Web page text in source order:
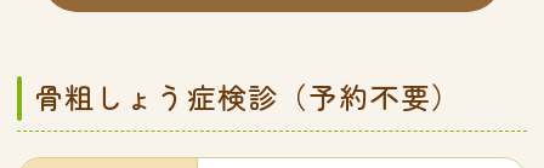
骨粗しょう症検診（予約不要）